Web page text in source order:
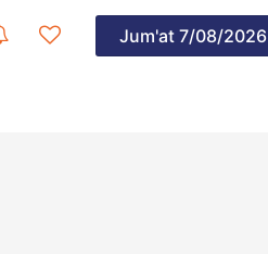
Jum'at 7/08/2026